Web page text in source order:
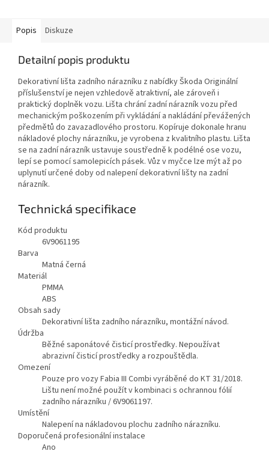
Popis Diskuze
Detailní popis produktu
Dekorativní lišta zadního nárazníku z nabídky Škoda Originální
příslušenství je nejen vzhledově atraktivní, ale zároveň i
praktický doplněk vozu. Lišta chrání zadní nárazník vozu před
mechanickým poškozením při vykládání a nakládání převážených
předmětů do zavazadlového prostoru. Kopíruje dokonale hranu
nákladové plochy nárazníku, je vyrobena z kvalitního plastu. Lišta
se na zadní nárazník ustavuje soustředně k podélné ose vozu,
lepí se pomocí samolepicích pásek. Vůz v myčce lze mýt až po
uplynutí určené doby od nalepení dekorativní lišty na zadní
nárazník.
Technická specifikace
Kód produktu
6V9061195
Barva
Matná černá
Materiál
PMMA
ABS
Obsah sady
Dekorativní lišta zadního nárazníku, montážní návod.
Údržba
Běžné saponátové čisticí prostředky. Nepoužívat
abrazivní čisticí prostředky a rozpouštědla.
Omezení
Pouze pro vozy Fabia III Combi vyráběné do KT 31/2018.
Lištu není možné použít v kombinaci s ochrannou fólií
zadního nárazníku / 6V9061197.
Umístění
Nalepení na nákladovou plochu zadního nárazníku.
Doporučená profesionální instalace
Ano